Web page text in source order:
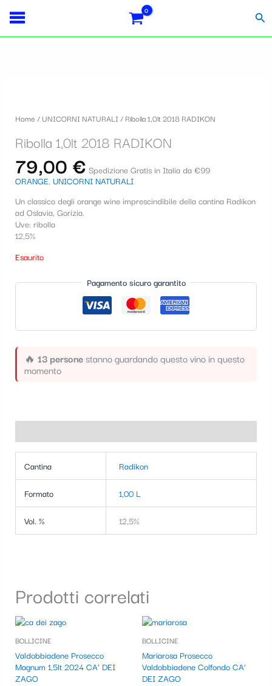
contenuto
Home /UNICORNI NATURALI / Ribolla 1,0lt 2018 RADIKON
Ribolla 1,0lt 2018 RADIKON
79,00 € Spedizione Gratis in Italia da €99
ORANGE, UNICORNI NATURALI
Un classico degli orange wine imprescindibile della cantina Radikon
ad Oslavia, Gorizia.
Uve: ribolla
12,5%
Esaurito
Pagamento sicuro garantito
🔥 13 personestanno guardando questo vino in questo
momento
Cantina Radikon
Formato 1,00 L
Vol. % 12,5%
Prodotti correlati
BOLLICINE
Valdobbiadene Prosecco
Magnum 1,5lt 2024 CA’ DEI
ZAGO
BOLLICINE
Mariarosa Prosecco
Valdobbiadene Colfondo CA’
DEI ZAGO
S
o
n
a
u
n
a
c
a
t
i
fiscale:
Carrello: